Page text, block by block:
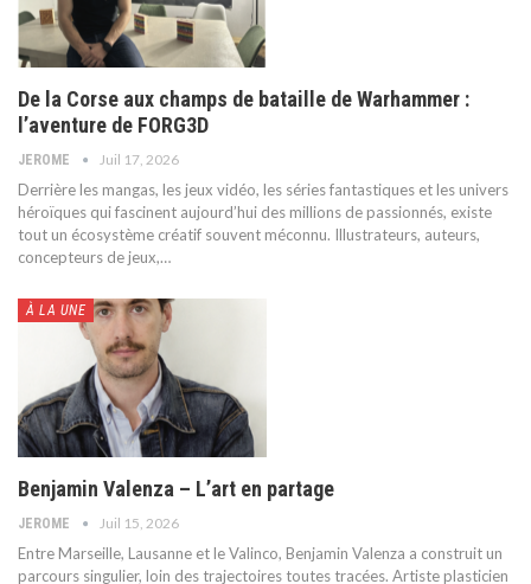
De la Corse aux champs de bataille de Warhammer :
l’aventure de FORG3D
JEROME Juil 17, 2026
Derrière les mangas, les jeux vidéo, les séries fantastiques et les univers
héroïques qui fascinent aujourd’hui des millions de passionnés, existe
tout un écosystème créatif souvent méconnu. Illustrateurs, auteurs,
concepteurs de jeux,…
À LA UNE
Benjamin Valenza – L’art en partage
JEROME Juil 15, 2026
Entre Marseille, Lausanne et le Valinco, Benjamin Valenza a construit un
parcours singulier, loin des trajectoires toutes tracées. Artiste plasticien